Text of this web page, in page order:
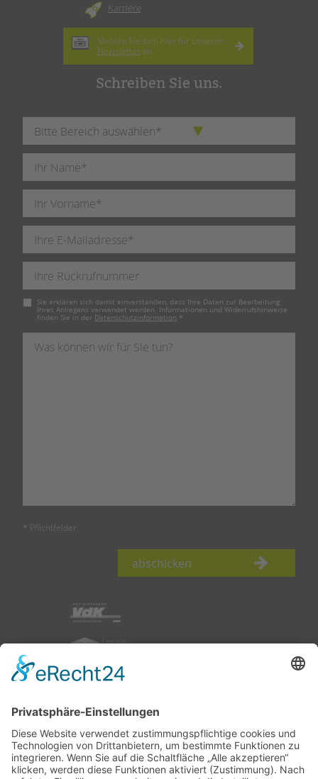
Karriere
Melden Sie sich hier für unseren
Newsletter an.
Schreiben Sie uns.
Pflichtfeld
Sie erklären sich damit einverstanden, dass Ihre Daten zur Bearbeitung
Ihres Anliegens verwendet werden. Informationen und Widerrufshinweise
finden Sie in der Datenschutzinformation. *
* Pflichtfelder
abschicken